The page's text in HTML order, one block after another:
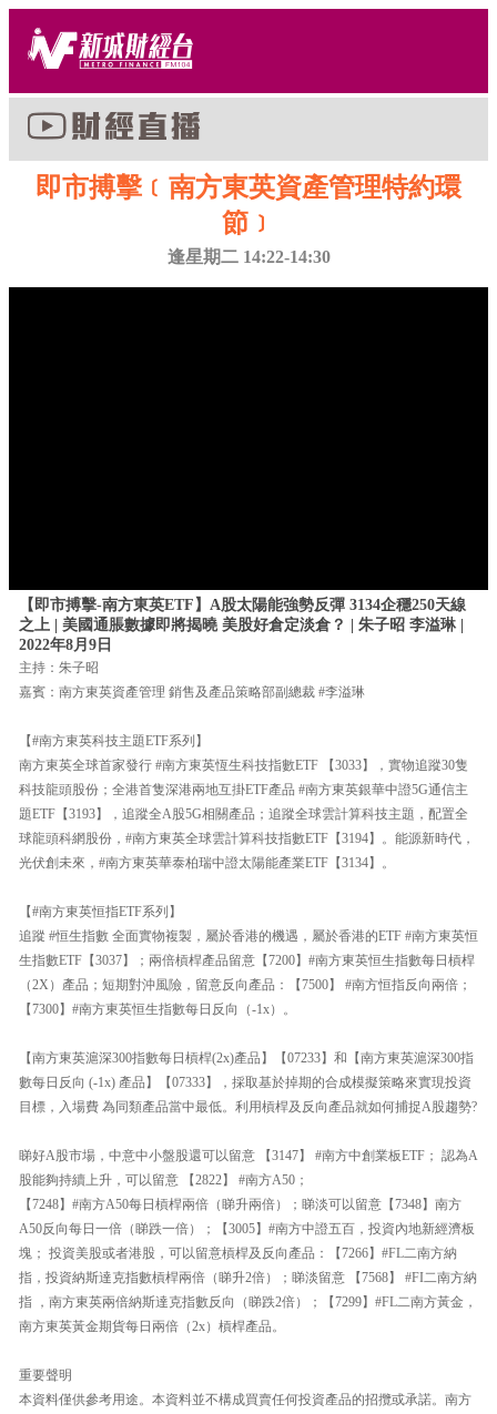
即市搏擊﹝南方東英資產管理特約環
節﹞
逢星期二 14:22-14:30
【即市搏擊-南方東英ETF】A股太陽能強勢反彈 3134企穩250天線
之上 | 美國通脹數據即將揭曉 美股好倉定淡倉？ | 朱子昭 李溢琳 |
2022年8月9日
主持：朱子昭
嘉賓：南方東英資產管理 銷售及產品策略部副總裁 #李溢琳
【#南方東英科技主題ETF系列】
南方東英全球首家發行 #南方東英恆生科技指數ETF 【3033】，實物追蹤30隻
科技龍頭股份；全港首隻深港兩地互掛ETF產品 #南方東英銀華中證5G通信主
題ETF【3193】，追蹤全A股5G相關產品；追蹤全球雲計算科技主題，配置全
球龍頭科網股份，#南方東英全球雲計算科技指數ETF【3194】。能源新時代，
光伏創未來，#南方東英華泰柏瑞中證太陽能產業ETF【3134】。
【#南方東英恒指ETF系列】
追蹤 #恒生指數 全面實物複製，屬於香港的機遇，屬於香港的ETF #南方東英恒
生指數ETF【3037】；兩倍槓桿產品留意【7200】#南方東英恒生指數每日槓桿
（2X）產品；短期對沖風險，留意反向產品：【7500】 #南方恒指反向兩倍；
【7300】#南方東英恒生指數每日反向（-1x）。
【南方東英滬深300指數每日槓桿(2x)產品】【07233】和【南方東英滬深300指
數每日反向 (-1x) 產品】【07333】，採取基於掉期的合成模擬策略來實現投資
目標，入場費 為同類產品當中最低。利用槓桿及反向產品就如何捕捉A股趨勢?
睇好A股市場，中意中小盤股還可以留意 【3147】 #南方中創業板ETF； 認為A
股能夠持續上升，可以留意 【2822】 #南方A50；
【7248】#南方A50每日槓桿兩倍（睇升兩倍）；睇淡可以留意【7348】南方
A50反向每日一倍（睇跌一倍）；【3005】#南方中證五百，投資內地新經濟板
塊； 投資美股或者港股，可以留意槓桿及反向產品：【7266】#FL二南方納
指，投資納斯達克指數槓桿兩倍（睇升2倍）；睇淡留意 【7568】 #FI二南方納
指 ，南方東英兩倍納斯達克指數反向（睇跌2倍）；【7299】#FL二南方黃金，
南方東英黃金期貨每日兩倍（2x）槓桿產品。
重要聲明
本資料僅供參考用途。本資料並不構成買賣任何投資產品的招攬或承諾。南方